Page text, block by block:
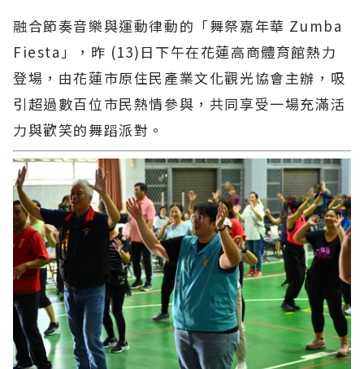
融合節奏音樂與運動律動的「舞祭嘉年華 Zumba
Fiesta」，昨 (13)日下午在花蓮高商體育館熱力
登場，由花蓮市原住民產業文化觀光協會主辦，吸
引超過數百位市民熱情參與，共同享受一場充滿活
力與歡笑的舞蹈派對。